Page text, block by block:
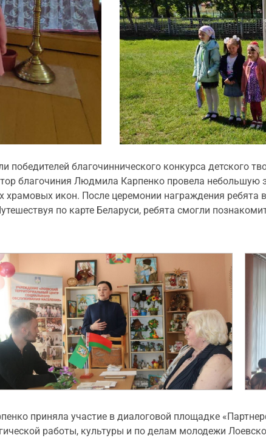
благочиннического конкурса детского
благочиния Людмила Карпенко провела небольшую
храмовых икон. После церемонии награждения ребята
по карте Беларуси, ребята смогли
приняла участие в диалоговой площадке
работы, культуры и по делам молодежи